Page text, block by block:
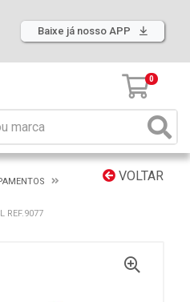
Baixe já nosso APP
0
VOLTAR
REF.9077